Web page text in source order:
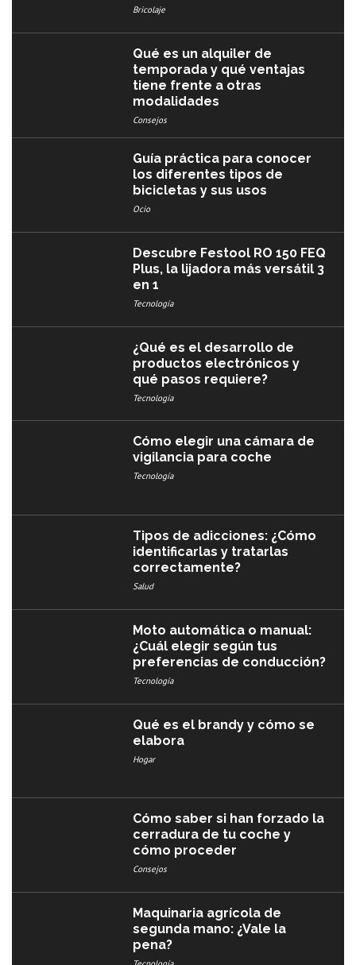
Bricolaje
Qué es un alquiler de
temporada y qué ventajas
tiene frente a otras
modalidades
Consejos
Guía práctica para conocer
los diferentes tipos de
bicicletas y sus usos
Ocio
Descubre Festool RO 150 FEQ
Plus, la lijadora más versátil 3
en 1
Tecnología
¿Qué es el desarrollo de
productos electrónicos y
qué pasos requiere?
Tecnología
Cómo elegir una cámara de
vigilancia para coche
Tecnología
Tipos de adicciones: ¿Cómo
identificarlas y tratarlas
correctamente?
Salud
Moto automática o manual:
¿Cuál elegir según tus
preferencias de conducción?
Tecnología
Qué es el brandy y cómo se
elabora
Hogar
Cómo saber si han forzado la
cerradura de tu coche y
cómo proceder
Consejos
Maquinaria agrícola de
segunda mano: ¿Vale la
pena?